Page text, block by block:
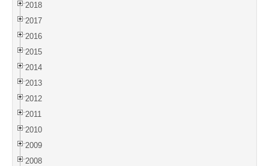
2018
2017
2016
2015
2014
2013
2012
2011
2010
2009
2008